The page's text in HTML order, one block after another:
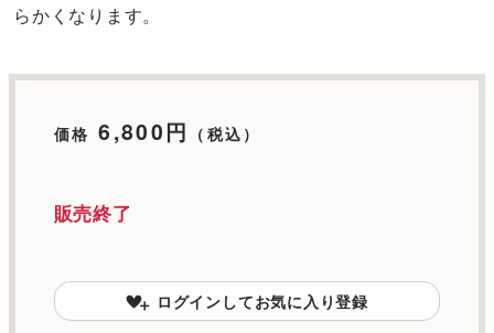
らかくなります。
価格 6,800円 （税込）
販売終了
ログインしてお気に入り登録